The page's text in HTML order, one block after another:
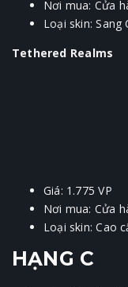
Nơi mua: Cửa
Loại skin: Sang
Tethered Realms
Giá: 1.775 VP
Nơi mua: Cửa
Loại skin: Cao
HẠNG C